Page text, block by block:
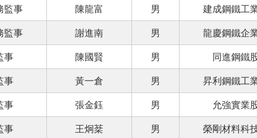
監事 陳龍富 男 建成鋼鐵工
監事 謝進南 男 龍慶鋼鐵企
事 陳國賢 男 同進鋼鐵
事 黃一倉 男 昇利鋼鐵工
事 張金鈺 男 允強實業
事 王炯棻 男 榮剛材料科